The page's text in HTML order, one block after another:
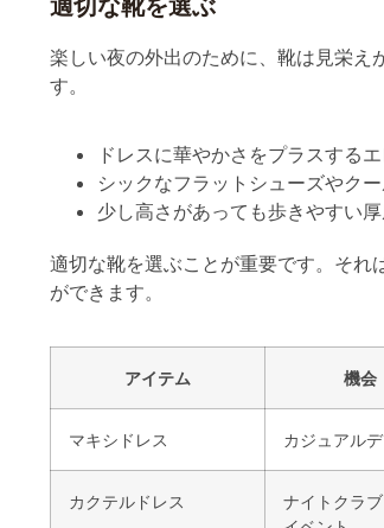
す。
シックなフラットシューズやク
少し高さがあっても歩きやすい厚
ができます。
アイテム 機会
マキシドレス カジュアル
カクテルドレス
ナイトクラ
イベント